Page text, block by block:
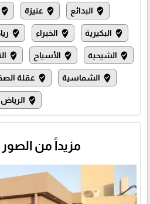
where_to_vote البدائع where_to_vote عنيزة where_to_vote
where_to_vote البكيرية where_to_vote الخبراء where_to_vote
where_to_vote الشيحية where_to_vote الأسياح where_to_vote
where_to_vote الشماسية where_to_vote عقلة
where_to_vote الرياض
مزيداً من الصور